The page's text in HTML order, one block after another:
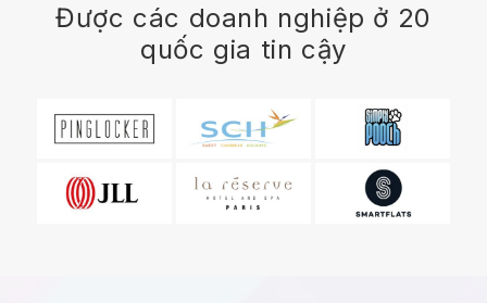
Được các doanh nghiệp ở 20
quốc gia tin cậy